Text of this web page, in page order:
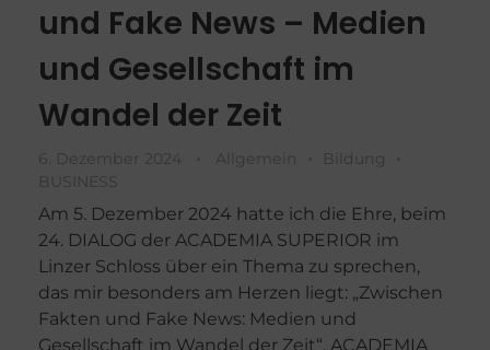
und Fake News – Medien
und Gesellschaft im
Wandel der Zeit
6. Dezember 2024 Allgemein
Bildung
BUSINESS
Am 5. Dezember 2024 hatte ich die Ehre, beim
24. DIALOG der ACADEMIA SUPERIOR im
Linzer Schloss über ein Thema zu sprechen,
das mir besonders am Herzen liegt: „Zwischen
Fakten und Fake News: Medien und
Gesellschaft im Wandel der Zeit“. ACADEMIA